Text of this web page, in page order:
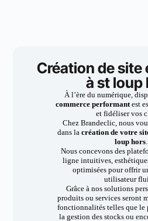
Création de site
à st loup
À l’ère du numérique,
commerce performantest
et fidéliser vos
Chez Brandeclic, nous
dans la création de votre
loup hors.
Nous concevons des
ligne intuitives,
optimisées pour offrir
utilisateur
Grâce à nos solutions
produits ou services seront
fonctionnalités telles que le
la gestion des stocks ou